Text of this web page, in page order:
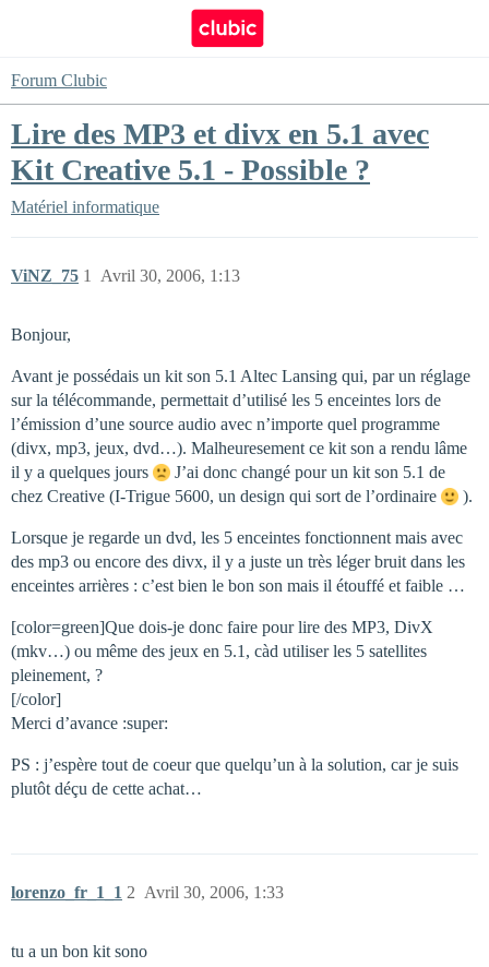
Forum Clubic
Lire des MP3 et divx en 5.1 avec
Kit Creative 5.1 - Possible ?
Matériel informatique
ViNZ_75 Avril 30, 2006, 1:13
1
Bonjour,
Avant je possédais un kit son 5.1 Altec Lansing qui, par un réglage
sur la télécommande, permettait d’utilisé les 5 enceintes lors de
l’émission d’une source audio avec n’importe quel programme
(divx, mp3, jeux, dvd…). Malheuresement ce kit son a rendu lâme
il y a quelques jours
J’ai donc changé pour un kit son 5.1 de
chez Creative (I-Trigue 5600, un design qui sort de l’ordinaire
).
Lorsque je regarde un dvd, les 5 enceintes fonctionnent mais avec
des mp3 ou encore des divx, il y a juste un très léger bruit dans les
enceintes arrières : c’est bien le bon son mais il étouffé et faible …
[color=green]Que dois-je donc faire pour lire des MP3, DivX
(mkv…) ou même des jeux en 5.1, càd utiliser les 5 satellites
pleinement, ?
[/color]
Merci d’avance :super:
PS : j’espère tout de coeur que quelqu’un à la solution, car je suis
plutôt déçu de cette achat…
lorenzo_fr_1_1 Avril 30, 2006, 1:33
2
tu a un bon kit sono